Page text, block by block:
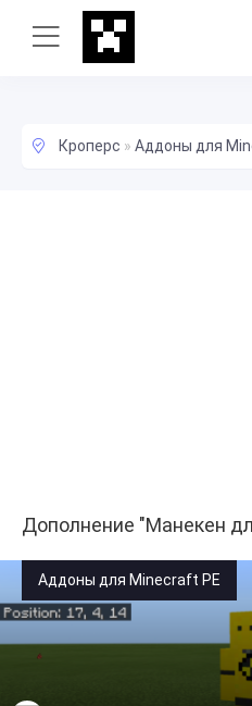
Кроперс » Аддоны для
Дополнение "Манекен
Аддоны для Minecraft PE